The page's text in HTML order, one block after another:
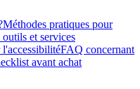
Méthodes pratiques pour
et services
l'accessibilitéFAQ concernant
avant achat